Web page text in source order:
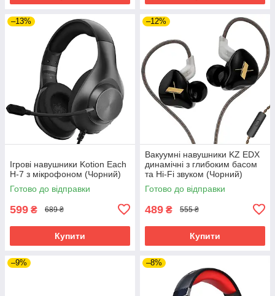
–13%
Ігрові навушники Kotion Each
H-7 з мікрофоном (Чорний)
Готово до відправки
599 ₴ 689 ₴
Купити
–12%
Вакуумні навушники KZ EDX
динамічні з глибоким басом
та Hi-Fi звуком (Чорний)
Готово до відправки
489 ₴ 555 ₴
Купити
–9% –8%